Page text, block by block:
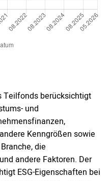
Teilfonds berücksichtigt
und
Kenngrößen sowie
die
andere Faktoren. Der
ESG-Eigenschaften bei